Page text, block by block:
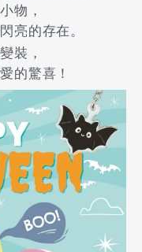
物，
亮的存在。
裝，
的驚喜！